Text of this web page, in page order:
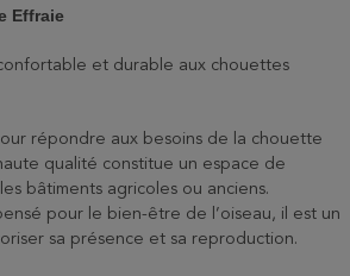
Effraie
et durable aux chouettes
répondre aux besoins de la chouette
qualité constitue un espace de
bâtiments agricoles ou anciens.
pour le bien-être de l’oiseau, il est un
sa présence et sa reproduction.